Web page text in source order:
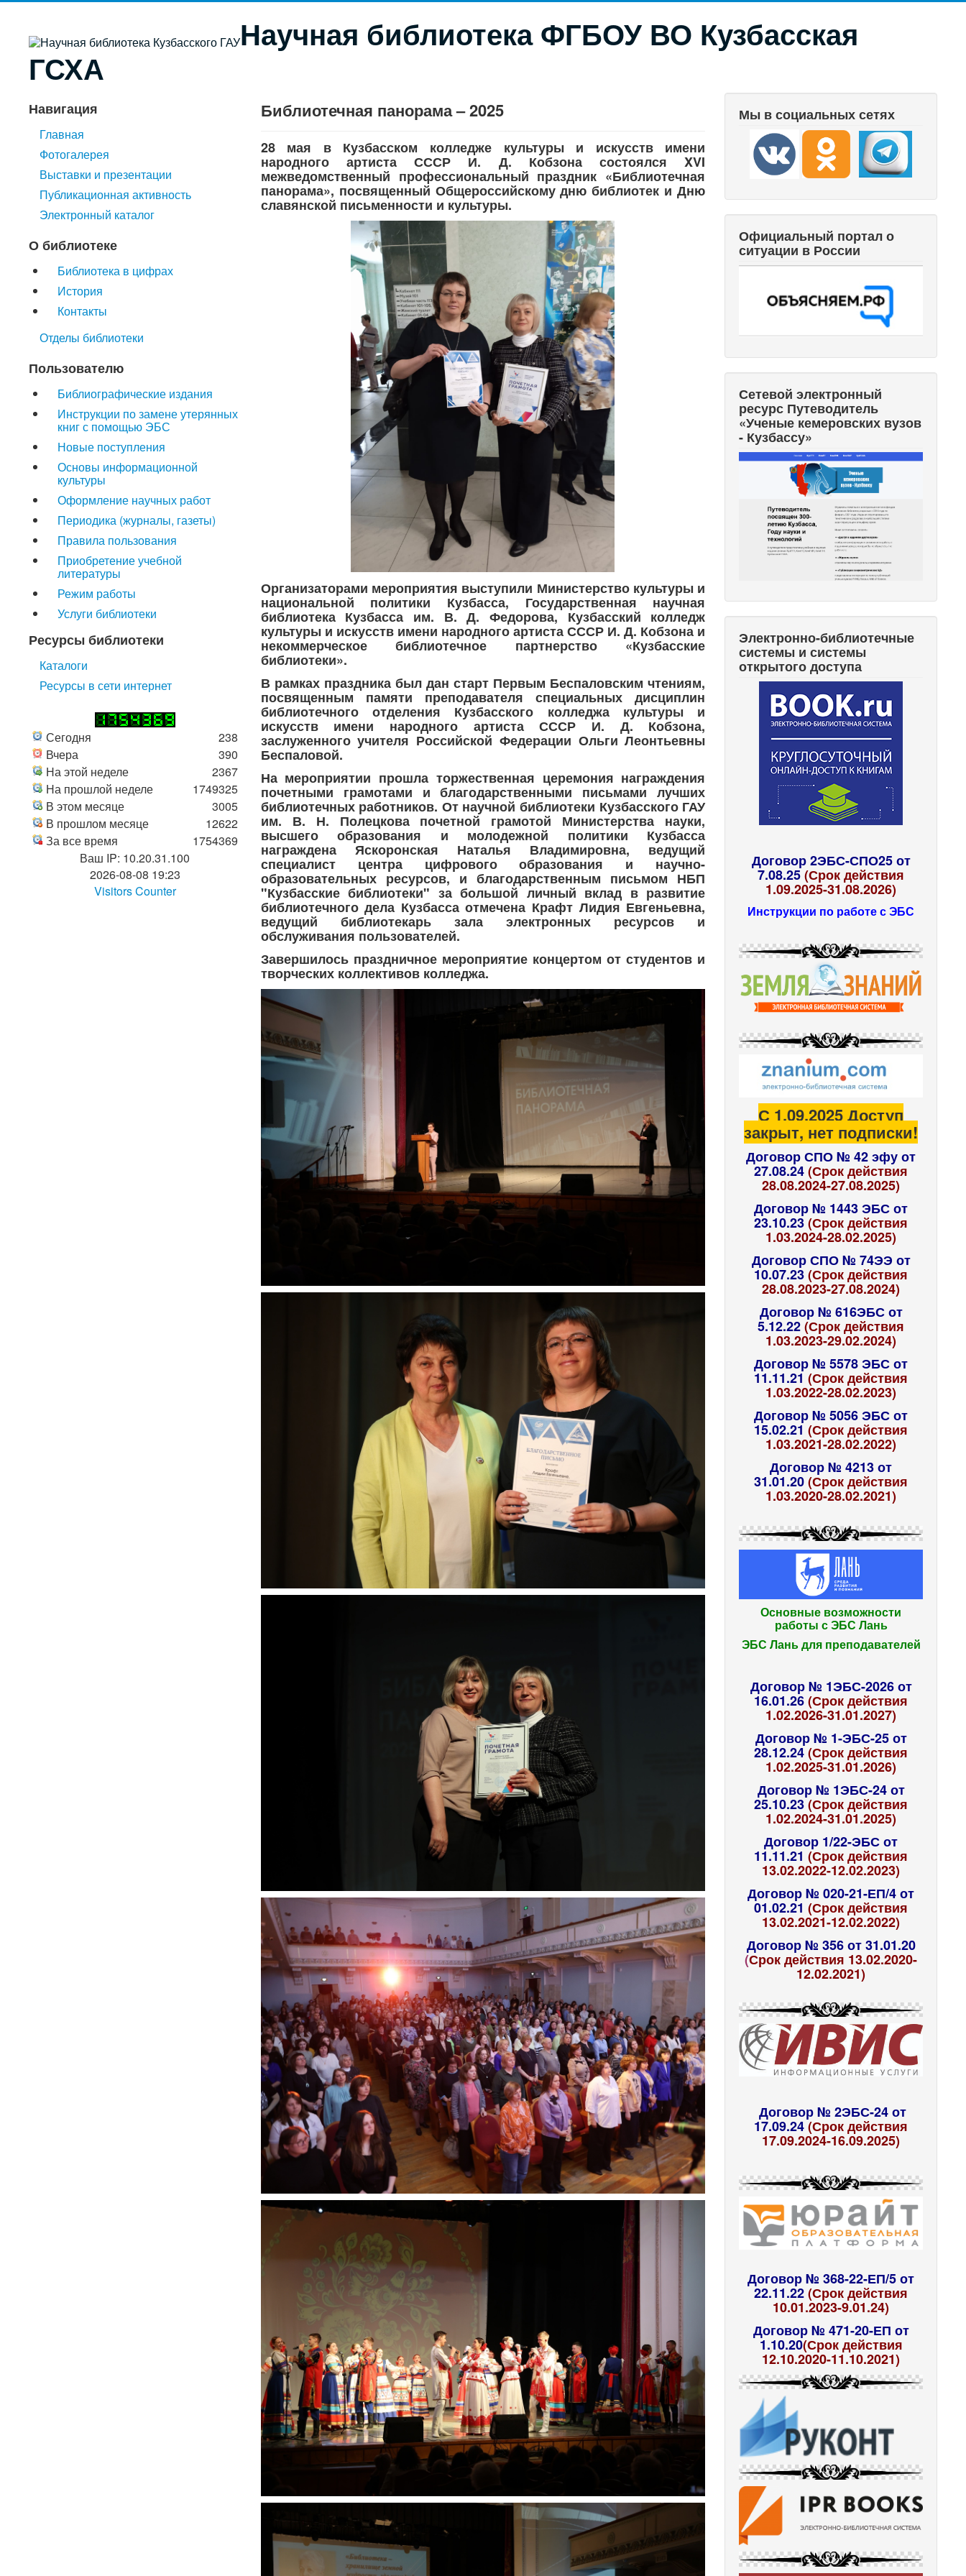
Научная библиотека ФГБОУ ВО Кузбасская
ГСХА
Навигация
Главная
Фотогалерея
Выставки и презентации
Публикационная активность
Электронный каталог
О библиотеке
Библиотека в цифрах
История
Контакты
Отделы библиотеки
Пользователю
Библиографические издания
Инструкции по замене утерянных
книг с помощью ЭБС
Новые поступления
Основы информационной
культуры
Оформление научных работ
Периодика (журналы, газеты)
Правила пользования
Приобретение учебной
литературы
Режим работы
Услуги библиотеки
Ресурсы библиотеки
Каталоги
Ресурсы в сети интернет
Сегодня
Вчера
На этой неделе
На прошлой неделе
В этом месяце
В прошлом месяце
За все время
238
390
2367
1749325
3005
12622
1754369
Ваш IP: 10.20.31.100
2026-08-08 19:23
Visitors Counter
Библиотечная панорама – 2025
28 мая в Кузбасском колледже культуры и искусств имени
народного артиста СССР И. Д. Кобзона состоялся XVI
межведомственный профессиональный праздник «Библиотечная
панорама», посвященный Общероссийскому дню библиотек и Дню
славянской письменности и культуры.
Организаторами мероприятия выступили Министерство культуры и
национальной политики Кузбасса, Государственная научная
библиотека Кузбасса им. В. Д. Федорова, Кузбасский колледж
культуры и искусств имени народного артиста СССР И. Д. Кобзона и
некоммерческое библиотечное партнерство «Кузбасские
библиотеки».
В рамках праздника был дан старт Первым Беспаловским чтениям,
посвященным памяти преподавателя специальных дисциплин
библиотечного отделения Кузбасского колледжа культуры и
искусств имени народного артиста СССР И. Д. Кобзона,
заслуженного учителя Российской Федерации Ольги Леонтьевны
Беспаловой.
На мероприятии прошла торжественная церемония награждения
почетными грамотами и благодарственными письмами лучших
библиотечных работников. От научной библиотеки Кузбасского ГАУ
им. В. Н. Полецкова почетной грамотой Министерства науки,
высшего образования и молодежной политики Кузбасса
награждена Яскоронская Наталья Владимировна, ведущий
специалист центра цифрового образования и научно-
образовательных ресурсов, и благодарственным письмом НБП
"Кузбасские библиотеки" за большой личный вклад в развитие
библиотечного дела Кузбасса отмечена Крафт Лидия Евгеньевна,
ведущий библиотекарь зала электронных ресурсов и
обслуживания пользователей.
Завершилось праздничное мероприятие концертом от студентов и
творческих коллективов колледжа.
Мы в социальных сетях
Официальный портал о
ситуации в России
Сетевой электронный
ресурс Путеводитель
«Ученые кемеровских вузов
- Кузбассу»
Электронно-библиотечные
системы и системы
открытого доступа
Договор 2ЭБС-СПО25 от
7.08.25(Срок действия
1.09.2025-31.08.2026)
Инструкции по работе с ЭБС
С 1.09.2025 Доступ
закрыт, нет подписки!
Договор СПО № 42 эфу от
27.08.24(Срок действия
28.08.2024-27.08.2025)
Договор № 1443 ЭБС от
23.10.23(Срок действия
1.03.2024-28.02.2025)
Договор СПО № 74ЭЭ от
10.07.23(Срок действия
28.08.2023-27.08.2024)
Договор № 616ЭБС от
5.12.22(Срок действия
1.03.2023-29.02.2024)
Договор № 5578 ЭБС от
11.11.21 (Срок действия
1.03.2022-28.02.2023)
Договор № 5056 ЭБС от
15.02.21 (Срок действия
1.03.2021-28.02.2022)
Договор № 4213 от
31.01.20(Срок действия
1.03.2020-28.02.2021)
Основные возможности
работы с ЭБС Лань
ЭБС Лань для преподавателей
Договор № 1ЭБС-2026 от
16.01.26(Срок действия
1.02.2026-31.01.2027)
Договор № 1-ЭБС-25 от
28.12.24(Срок действия
1.02.2025-31.01.2026)
Договор № 1ЭБС-24 от
25.10.23(Срок действия
1.02.2024-31.01.2025)
Договор 1/22-ЭБС от
11.11.21 (Срок действия
13.02.2022-12.02.2023)
Договор № 020-21-ЕП/4 от
01.02.21 (Срок действия
13.02.2021-12.02.2022)
Договор № 356 от 31.01.20
(Срок действия 13.02.2020-
12.02.2021)
Договор № 2ЭБС-24 от
17.09.24(Срок действия
17.09.2024-16.09.2025)
Договор № 368-22-ЕП/5 от
22.11.22(Срок действия
10.01.2023-9.01.24)
Договор № 471-20-ЕП от
1.10.20(Срок действия
12.10.2020-11.10.2021)